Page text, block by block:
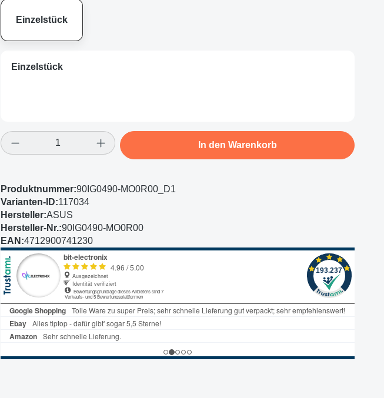
Einzelstück
Einzelstück
Produkt Anzahl: Gib den gewünschten Wert ein oder
In den Warenkorb
Produktnummer:90IG0490-MO0R00_D1
Varianten-ID:117034
Hersteller:ASUS
Hersteller-Nr.:90IG0490-MO0R00
EAN:4712900741230